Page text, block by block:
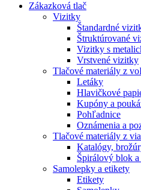
Zákazková tlač
Vizitky
Štandardné
Štruktúrované
Vizitky s
Vrstvené vizitky
Tlačové materiály z
Letáky
Hlavičkové
Kupóny a
Pohľadnice
Oznámenia a
Tlačové materiály z
Katalógy,
Špirálový blok a
Samolepky a etikety
Etikety